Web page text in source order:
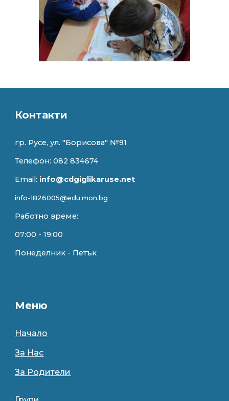
Контакти
гр. Русе, ул. "Борисова" №91
Телефон: 082 834674
Email: info@cdgiglikaruse.net
info-1826005@edu.mon.bg
Работно време:
07:00 - 19:00
Понеделник - Петък
Меню
Начало
За Нас
За Родители